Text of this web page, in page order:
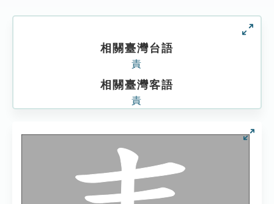
相關臺灣台語
責
相關臺灣客語
責